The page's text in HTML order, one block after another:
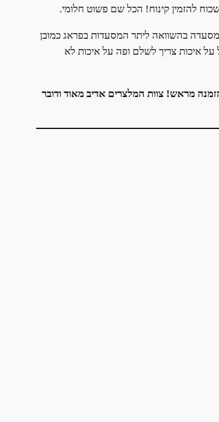
להזמין קינוח! הכל שם פשוט חלומי.
בהשוואה ליתר המסעדות בפראג כמובן
על איכות צריך לשלם ופה על איכות לא
מראש! צוות המלצרים אדיב מאוד ודובר